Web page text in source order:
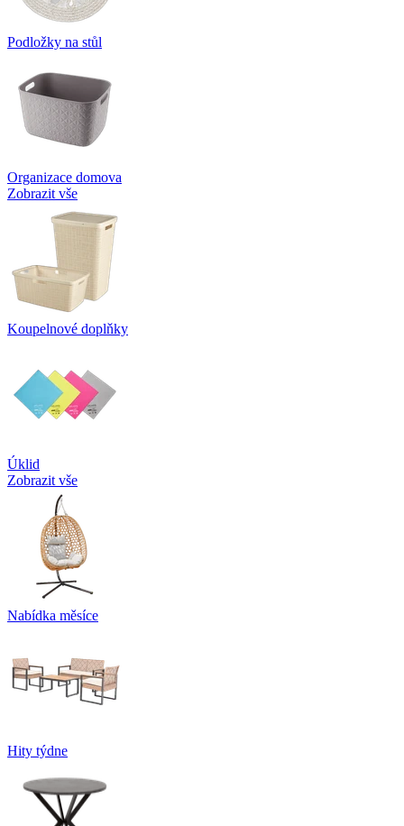
Podložky na stůl
Organizace domova
Zobrazit vše
Koupelnové doplňky
Úklid
Zobrazit vše
Nabídka měsíce
Hity týdne